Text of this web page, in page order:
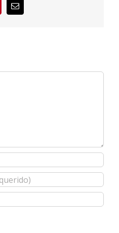
PinterestCorreo
electrónico